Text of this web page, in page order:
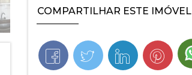
COMPARTILHAR ESTE IMÓVEL